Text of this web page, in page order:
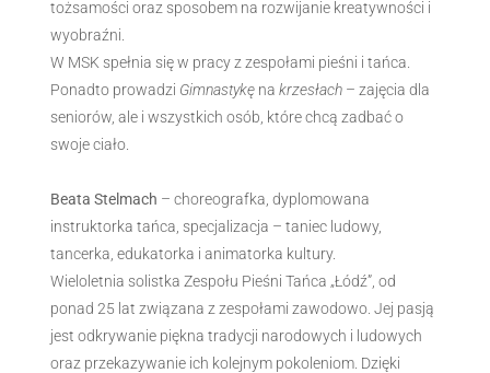
tożsamości oraz sposobem na rozwijanie kreatywności i
wyobraźni.
W MSK spełnia się w pracy z zespołami pieśni i tańca.
Ponadto prowadzi Gimnastykę na krzesłach – zajęcia dla
seniorów, ale i wszystkich osób, które chcą zadbać o
swoje ciało.
Beata Stelmach – choreografka, dyplomowana
instruktorka tańca, specjalizacja – taniec ludowy,
tancerka, edukatorka i animatorka kultury.
Wieloletnia solistka Zespołu Pieśni Tańca „Łódź”, od
ponad 25 lat związana z zespołami zawodowo. Jej pasją
jest odkrywanie piękna tradycji narodowych i ludowych
oraz przekazywanie ich kolejnym pokoleniom. Dzięki